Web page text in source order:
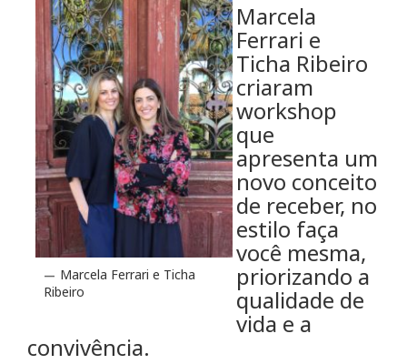
Marcela Ferrari e Ticha
Ribeiro
Marcela
Ferrari e
Ticha Ribeiro
criaram
workshop
que
apresenta um
novo conceito
de receber, no
estilo faça
você mesma,
priorizando a
qualidade de
vida e a
convivência.